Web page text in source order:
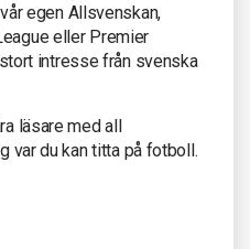
egen Allsvenskan,
eller Premier
intresse från svenska
läsare med all
var du kan titta på fotboll.